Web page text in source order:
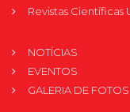
Revistas Científicas
NOTÍCIAS
EVENTOS
GALERIA DE FOTOS